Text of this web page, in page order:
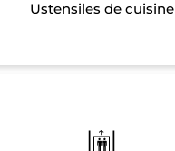
Ustensiles de cuisine